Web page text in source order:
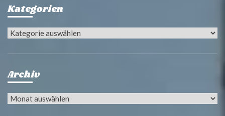
Kategorien
Kategorien
Archiv
Archiv